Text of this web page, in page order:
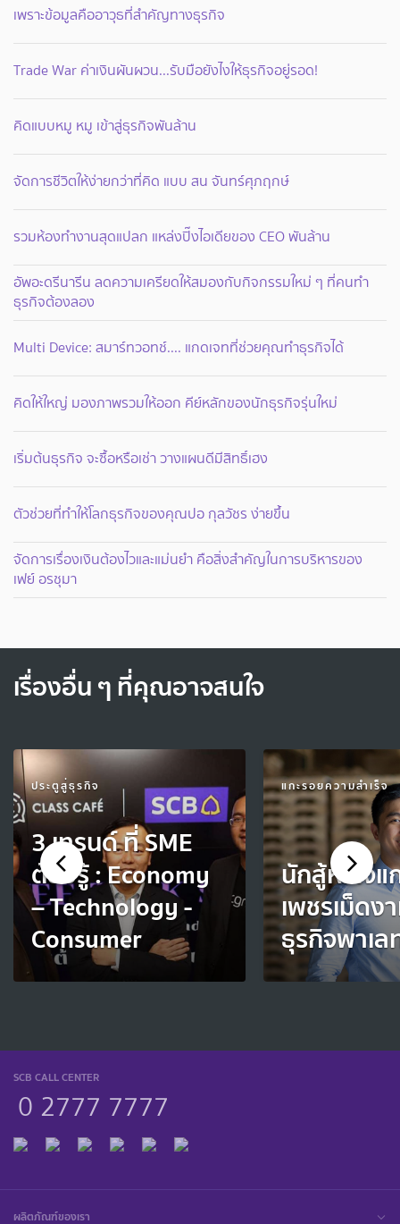
เพราะข้อมูลคืออาวุธที่สำคัญทางธุรกิจ
Trade War ค่าเงินผันผวน...รับมือยังไงให้ธุรกิจอยู่รอด!
คิดแบบหมู หมู เข้าสู่ธุรกิจพันล้าน
จัดการชีวิตให้ง่ายกว่าที่คิด แบบ สน จันทร์ศุภฤกษ์
รวมห้องทำงานสุดแปลก แหล่งปิ๊งไอเดียของ CEO พันล้าน
อัพอะดรีนารีน ลดความเครียดให้สมองกับกิจกรรมใหม่ ๆ ที่คนทำ
ธุรกิจต้องลอง
Multi Device: สมาร์ทวอทช์.... แกดเจทที่ช่วยคุณทำธุรกิจได้
คิดให้ใหญ่ มองภาพรวมให้ออก คีย์หลักของนักธุรกิจรุ่นใหม่
เริ่มต้นธุรกิจ จะซื้อหรือเช่า วางแผนดีมีสิทธิ์เฮง
ตัวช่วยที่ทำให้โลกธุรกิจของคุณปอ กุลวัชร ง่ายขึ้น
จัดการเรื่องเงินต้องไวและแม่นยำ คือสิ่งสำคัญในการบริหารของ
เฟย์ อรชุมา
เรื่องอื่น ๆ ที่คุณอาจสนใจ
ประตูสู่ธุรกิจ
3 เทรนด์ ที่ SME
ต้องรู้ : Economy
– Technology -
Consumer
แกะรอยความสำเร็จ
นักสู้หัวใจแ
เพชรเม็ดง
ธุรกิจพาเล
SCB CALL CENTER
0 2777 7777
ผลิตภัณฑ์ของเรา